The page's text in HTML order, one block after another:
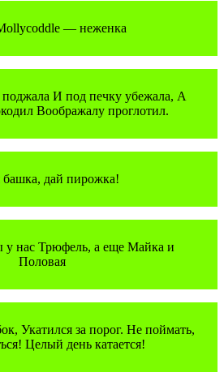
— неженка
поджала И под печку убежала, А
Воображалу проглотил.
дай пирожка!
у нас Трюфель, а еще Майка и
Половая
Укатился за порог. Не поймать,
Целый день катается!